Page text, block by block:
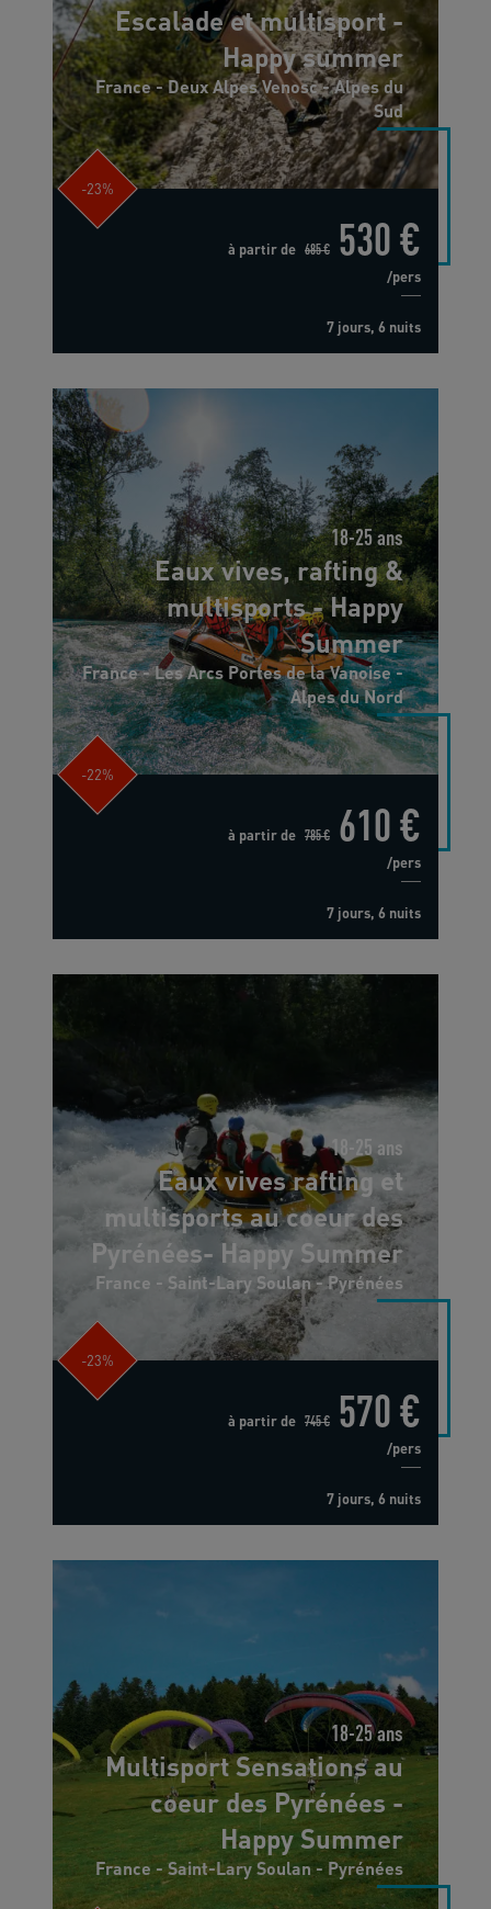
Escalade et multisport -
Happy summer
France - Deux Alpes Venosc - Alpes du
Sud
-23%
à partir de 685 € 530 €
/pers
7 jours, 6 nuits
18-25 ans
Eaux vives, rafting &
multisports - Happy
Summer
France - Les Arcs Portes de la Vanoise -
Alpes du Nord
-22%
à partir de 785 € 610 €
/pers
7 jours, 6 nuits
18-25 ans
Eaux vives rafting et
multisports au coeur des
Pyrénées- Happy Summer
France - Saint-Lary Soulan - Pyrénées
-23%
à partir de 745 € 570 €
/pers
7 jours, 6 nuits
18-25 ans
Multisport Sensations au
coeur des Pyrénées -
Happy Summer
France - Saint-Lary Soulan - Pyrénées